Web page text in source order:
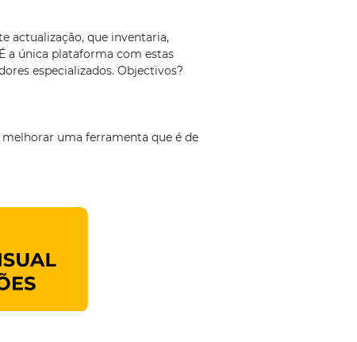
actualização, que inventaria,
a única plataforma com estas
especializados. Objectivos?
uma ferramenta que é de